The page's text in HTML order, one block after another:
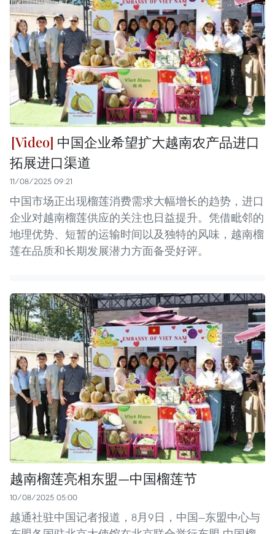
中国企业希望扩大越南农产品进口
拓展进口渠道
11/08/2025 09:21
中国市场正出现榴莲消费需求大幅增长的趋势，进口
企业对越南榴莲供应的关注也日益提升。凭借毗邻的
地理优势、短暂的运输时间以及独特的风味，越南榴
莲在品质和长期发展潜力方面备受好评。
越南榴莲亮相东盟—中国榴莲节
10/08/2025 05:00
越通社驻中国记者报道，8月9日，中国—东盟中心与